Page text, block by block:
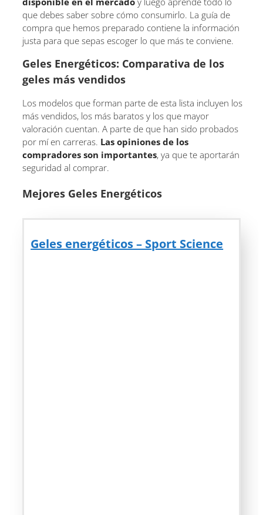
que debes saber sobre cómo consumirlo. La guía de
compra que hemos preparado contiene la información
justa para que sepas escoger lo que más te conviene.
Geles Energéticos: Comparativa de los
geles más vendidos
Los modelos que forman parte de esta lista incluyen los
más vendidos, los más baratos y los que mayor
valoración cuentan. A parte de que han sido probados
por mí en carreras. Las opiniones de los
compradores son importantes, ya que te aportarán
seguridad al comprar.
Mejores Geles Energéticos
Geles energéticos – Sport Science